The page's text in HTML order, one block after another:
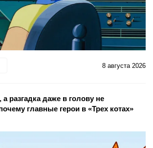
8 августа 2026
а разгадка даже в голову не
главные герои в «Трех котах»